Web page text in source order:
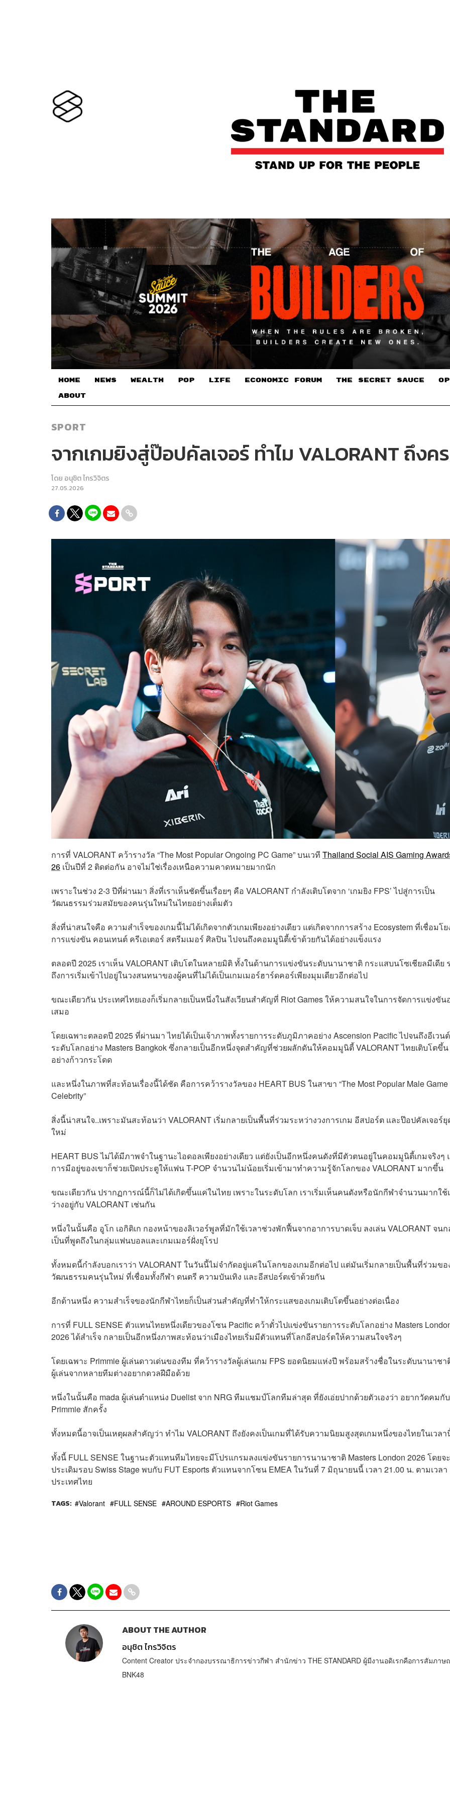
HOME NEWS WEALTH POP LIFE ECONOMIC FORUM THE SECRET SAUCE​
ABOUT
SPORT
จากเกมยิงสู่ป๊อปคัลเจอร์ ทำไม VALORANT ถึงค
โดย อนุชิต ไกรวิจิตร
27.05.2026
การที่ VALORANT คว้ารางวัล “The Most Popular Ongoing PC Game” บนเวที Thailand Social AIS Gaming
26 เป็นปีที่ 2 ติดต่อกัน อาจไม่ใช่เรื่องเหนือความคาดหมายมากนัก
เพราะในช่วง 2-3 ปีที่ผ่านมา สิ่งที่เราเห็นชัดขึ้นเรื่อยๆ คือ VALORANT กำลังเติบโตจาก ‘เกมยิง FPS’ ไปสู่การเป็น
วัฒนธรรมร่วมสมัยของคนรุ่นใหม่ในไทยอย่างเต็มตัว
สิ่งที่น่าสนใจคือ ความสำเร็จของเกมนี้ไม่ได้เกิดจากตัวเกมเพียงอย่างเดียว แต่เกิดจากการสร้าง Ecosystem ที่เชื่อมโ
การแข่งขัน คอนเทนต์ ครีเอเตอร์ สตรีมเมอร์ ศิลปิน ไปจนถึงคอมมูนิตี้เข้าด้วยกันได้อย่างแข็งแรง
ตลอดปี 2025 เราเห็น VALORANT เติบโตในหลายมิติ ทั้งในด้านการแข่งขันระดับนานาชาติ กระแสบนโซเชียลมีเดีย
ถึงการเริ่มเข้าไปอยู่ในวงสนทนาของผู้คนที่ไม่ได้เป็นเกมเมอร์ฮาร์ดคอร์เพียงมุมเดียวอีกต่อไป
ขณะเดียวกัน ประเทศไทยเองก็เริ่มกลายเป็นหนึ่งในสังเวียนสำคัญที่ Riot Games ให้ความสนใจในการจัดการแข่งขัน
เสมอ
โดยเฉพาะตลอดปี 2025 ที่ผ่านมา ไทยได้เป็นเจ้าภาพทั้งรายการระดับภูมิภาคอย่าง Ascension Pacific ไปจนถึงอีเวนต์
ระดับโลกอย่าง Masters Bangkok ซึ่งกลายเป็นอีกหนึ่งจุดสำคัญที่ช่วยผลักดันให้คอมมูนิตี้ VALORANT ไทยเติบโตขึ้น
อย่างก้าวกระโดด
และหนึ่งในภาพที่สะท้อนเรื่องนี้ได้ชัด คือการคว้ารางวัลของ HEART BUS ในสาขา “The Most Popular Male Game
Celebrity”
สิ่งนี้น่าสนใจ..เพราะมันสะท้อนว่า VALORANT เริ่มกลายเป็นพื้นที่ร่วมระหว่างวงการเกม อีสปอร์ต และป๊อปคัลเจอร์
ใหม่
HEART BUS ไม่ได้มีภาพจำในฐานะไอดอลเพียงอย่างเดียว แต่ยังเป็นอีกหนึ่งคนดังที่มีตัวตนอยู่ในคอมมูนิตี้เกมจริงๆ
การมีอยู่ของเขาก็ช่วยเปิดประตูให้แฟน T-POP จำนวนไม่น้อยเริ่มเข้ามาทำความรู้จักโลกของ VALORANT มากขึ้น
ขณะเดียวกัน ปรากฏการณ์นี้ก็ไม่ได้เกิดขึ้นแค่ในไทย เพราะในระดับโลก เราเริ่มเห็นคนดังหรือนักกีฬาจำนวนมากใช้
ว่างอยู่กับ VALORANT เช่นกัน
หนึ่งในนั้นคือ อูโก เอกิติเก กองหน้าของลิเวอร์พูลที่มักใช้เวลาช่วงพักฟื้นจากอาการบาดเจ็บ ลงเล่น VALORANT จน
เป็นที่พูดถึงในกลุ่มแฟนบอลและเกมเมอร์ฝั่งยุโรป
ทั้งหมดนี้กำลังบอกเราว่า VALORANT ในวันนี้ไม่จำกัดอยู่แค่ในโลกของเกมอีกต่อไป แต่มันเริ่มกลายเป็นพื้นที่ร่วมขอ
วัฒนธรรมคนรุ่นใหม่ ที่เชื่อมทั้งกีฬา ดนตรี ความบันเทิง และอีสปอร์ตเข้าด้วยกัน
อีกด้านหนึ่ง ความสำเร็จของนักกีฬาไทยก็เป็นส่วนสำคัญที่ทำให้กระแสของเกมเติบโตขึ้นอย่างต่อเนื่อง
การที่ FULL SENSE ตัวแทนไทยหนึ่งเดียวของโซน Pacific คว้าตั๋วไปแข่งขันรายการระดับโลกอย่าง Masters
2026 ได้สำเร็จ กลายเป็นอีกหนึ่งภาพสะท้อนว่าเมืองไทยเริ่มมีตัวแทนที่โลกอีสปอร์ตให้ความสนใจจริงๆ
โดยเฉพาะ Primmie ผู้เล่นดาวเด่นของทีม ที่คว้ารางวัลผู้เล่นเกม FPS ยอดนิยมแห่งปี พร้อมสร้างชื่อในระดับนานาชา
ผู้เล่นจากหลายทีมต่างอยากดวลฝีมือด้วย
หนึ่งในนั้นคือ mada ผู้เล่นตำแหน่ง Duelist จาก NRG ทีมแชมป์โลกทีมล่าสุด ที่ยังเอ่ยปากด้วยตัวเองว่า อยากวัดคมกับ
Primmie สักครั้ง
ทั้งหมดนี้อาจเป็นเหตุผลสำคัญว่า ทำไม VALORANT ถึงยังคงเป็นเกมที่ได้รับความนิยมสูงสุดเกมหนึ่งของไทยในเวลา
ทั้งนี้ FULL SENSE ในฐานะตัวแทนทีมไทยจะมีโปรแกรมลงแข่งขันรายการนานาชาติ Masters London 2026 โดยจะ
ประเดิมรอบ Swiss Stage พบกับ FUT Esports ตัวแทนจากโซน EMEA ในวันที่ 7 มิถุนายนนี้ เวลา 21.00 น. ตามเวลา
ประเทศไทย
TAGS: Valorant FULL SENSE AROUND ESPORTS Riot Games
ABOUT THE AUTHOR
อนุชิต ไกรวิจิตร
Content Creator ประจำกองบรรณาธิการข่าวกีฬา สำนักข่าว THE STANDARD ผู้มีงานอดิเรกคือการสัมภาษ
BNK48